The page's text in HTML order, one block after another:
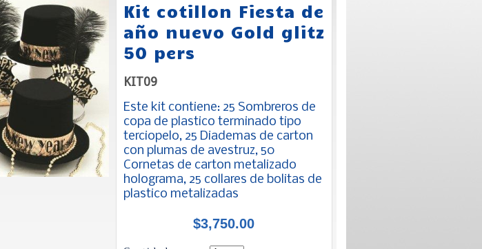
Kit cotillon Fiesta de
año nuevo Gold glitz
50 pers
KIT09
Este kit contiene: 25 Sombreros de
copa de plastico terminado tipo
terciopelo, 25 Diademas de carton
con plumas de avestruz, 50
Cornetas de carton metalizado
holograma, 25 collares de bolitas de
plastico metalizadas
$3,750.00